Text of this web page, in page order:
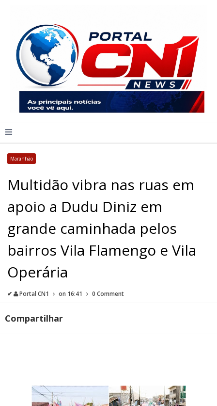
≡
Maranhão
Multidão vibra nas ruas em
apoio a Dudu Diniz em
grande caminhada pelos
bairros Vila Flamengo e Vila
Operária
✔ Portal CN1 on 16:41 0 Comment
Compartilhar